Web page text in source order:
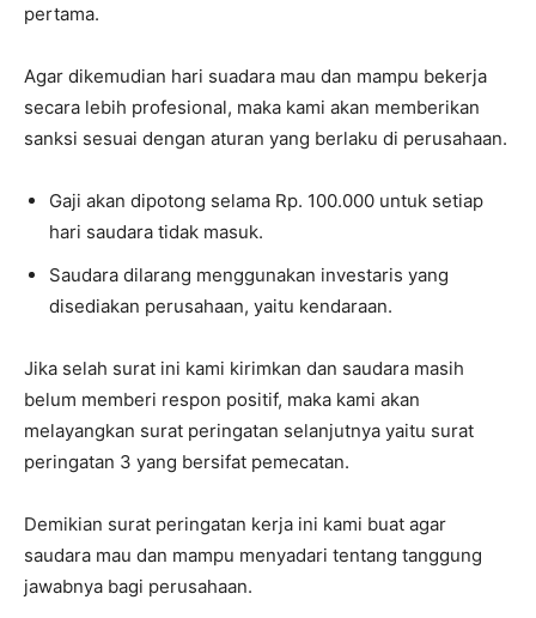
pertama.
Agar dikemudian hari suadara mau dan mampu bekerja
secara lebih profesional, maka kami akan memberikan
sanksi sesuai dengan aturan yang berlaku di perusahaan.
Gaji akan dipotong selama Rp. 100.000 untuk setiap
hari saudara tidak masuk.
Saudara dilarang menggunakan investaris yang
disediakan perusahaan, yaitu kendaraan.
Jika selah surat ini kami kirimkan dan saudara masih
belum memberi respon positif, maka kami akan
melayangkan surat peringatan selanjutnya yaitu surat
peringatan 3 yang bersifat pemecatan.
Demikian surat peringatan kerja ini kami buat agar
saudara mau dan mampu menyadari tentang tanggung
jawabnya bagi perusahaan.